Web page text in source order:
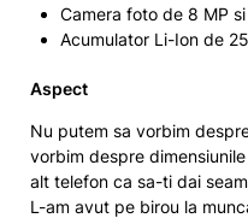
Camera foto de 8 MP
Acumulator Li-Ion de
Aspect
Nu putem sa vorbim
vorbim despre
alt telefon ca sa-ti dai
L-am avut pe birou la